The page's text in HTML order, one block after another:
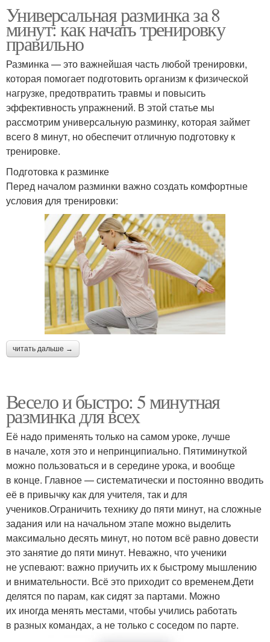
Универсальная разминка за 8
минут: как начать тренировку
правильно
Разминка — это важнейшая часть любой тренировки,
которая помогает подготовить организм к физической
нагрузке, предотвратить травмы и повысить
эффективность упражнений. В этой статье мы
рассмотрим универсальную разминку, которая займет
всего 8 минут, но обеспечит отличную подготовку к
тренировке.
Подготовка к разминке
Перед началом разминки важно создать комфортные
условия для тренировки:
читать дальше →
Весело и быстро: 5 минутная
разминка для всех
Её надо применять только на самом уроке, лучше
в начале, хотя это и непринципиально. Пятиминуткой
можно пользоваться и в середине урока, и вообще
в конце. Главное — систематически и постоянно вводить
её в привычку как для учителя, так и для
учеников.Ограничить технику до пяти минут, на сложные
задания или на начальном этапе можно выделить
максимально десять минут, но потом всё равно довести
это занятие до пяти минут. Неважно, что ученики
не успевают: важно приучить их к быстрому мышлению
и внимательности. Всё это приходит со временем.Дети
делятся по парам, как сидят за партами. Можно
их иногда менять местами, чтобы учились работать
в разных командах, а не только с соседом по парте.